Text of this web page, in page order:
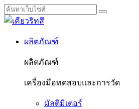
ผลิตภัณฑ์
ผลิตภัณฑ์
เครื่องมือทดสอบและการวัด
มัลติมิเตอร์